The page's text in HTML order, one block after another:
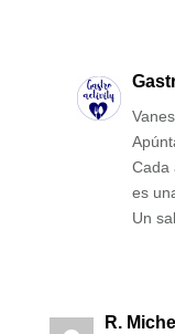
Cada
es
Un
R.